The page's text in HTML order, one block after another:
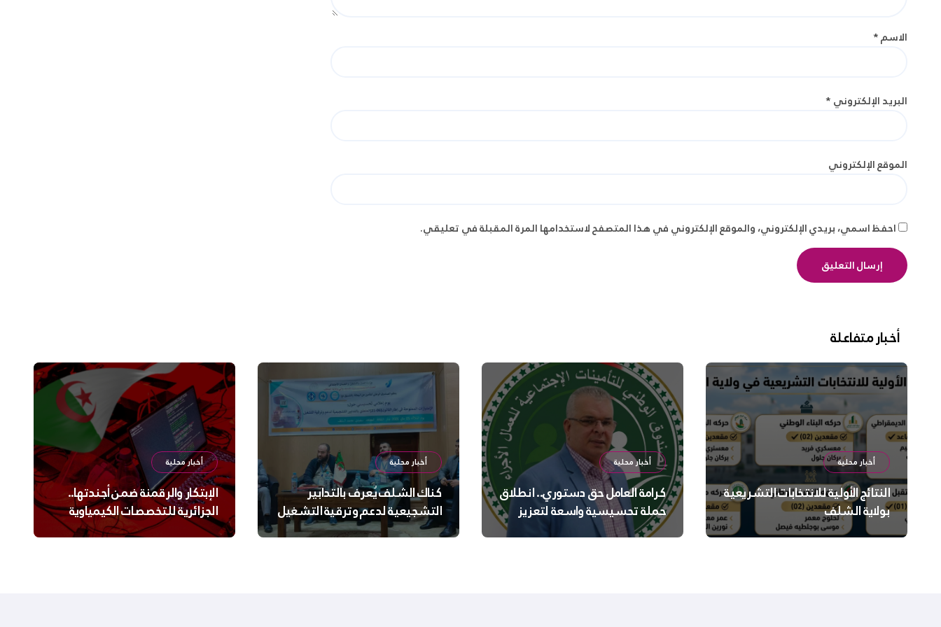
الاسم*
البريد الإلكتروني*
الموقع الإلكتروني
احفظ اسمي، بريدي الإلكتروني، والموقع الإلكتروني في هذا المتصفح لاستخدامها المرة المقبلة في تعليقي.
أخبار متفاعلة
أخبار محلية
النتائج الأولية للانتخابات التشريعية
بولاية الشلف
أخبار محلية
كرامة العامل حق دستوري.. انطلاق
حملة تحسيسية واسعة لتعزيز
السلامة الجسدية والنفسية
أخبار محلية
كناك الشلف يُعرف بالتدابير
التشجيعية لدعم وترقية التشغيل
أخبار محلية
الإبتكار والرقمنة ضمن أجندتها..
الجزائرية للتخصصات الكيمياوية
ترعى تحدي الإبتكار الجزائري